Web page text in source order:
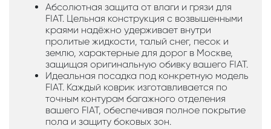
Абсолютная защита от влаги и грязи для
FIAT. Цельная конструкция с возвышенными
краями надёжно удерживает внутри
пролитые жидкости, талый снег, песок и
землю, характерные для дорог в Москве,
защищая оригинальную обивку вашего FIAT.
Идеальная посадка под конкретную модель
FIAT. Каждый коврик изготавливается по
точным контурам багажного отделения
вашего FIAT, обеспечивая полное покрытие
пола и защиту боковых зон.